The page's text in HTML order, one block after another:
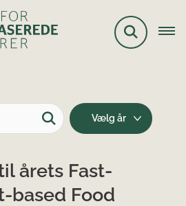
årets Fast-
based Food